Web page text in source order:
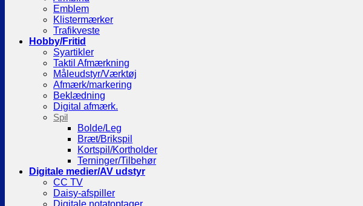
Emblem
Klistermærker
Trafikveste
Hobby/Fritid
Syartikler
Taktil Afmærkning
Måleudstyr/Værktøj
Afmærk/markering
Beklædning
Digital afmærk.
Spil
Bolde/Leg
Bræt/Brikspil
Kortspil/Kortholder
Terninger/Tilbehør
Digitale medier/AV udstyr
CC TV
Daisy-afspiller
Digitale notatoptager